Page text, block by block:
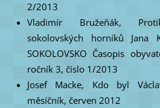
2/2013
Vladimír Bružeňák,
sokolovských horníků Jana
SOKOLOVSKO Časopis
ročník 3, číslo 1/2013
Josef Macke, Kdo byl
měsíčník, červen 2012